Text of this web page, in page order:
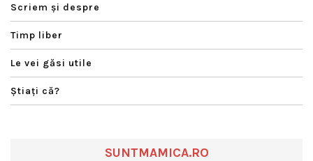
Scriem şi despre
Timp liber
Le vei găsi utile
Ştiaţi că?
SUNTMAMICA.RO